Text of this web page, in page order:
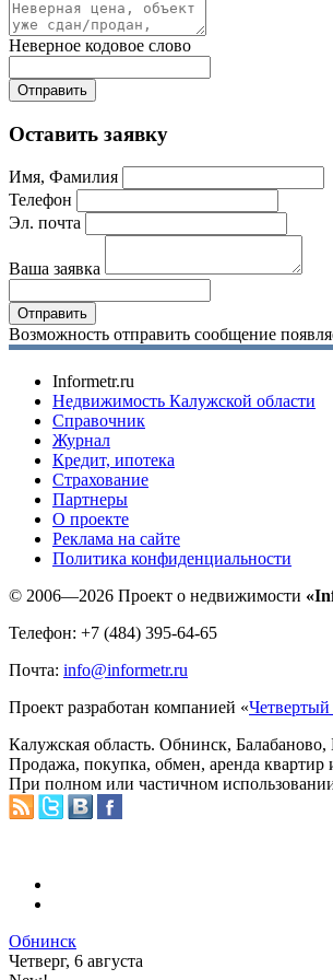
Неверное кодовое слово
Оставить заявку
Имя, Фамилия
Телефон
Эл. почта
Ваша заявка
Возможность отправить сообщение
Informetr.ru
Недвижимость Калужской области
Справочник
Журнал
Кредит, ипотека
Страхование
Партнеры
O проекте
Реклама на сайте
Политика конфиденциальности
© 2006—2026 Проект о недвижимости
Телефон: +7 (484) 395-64-65
Почта: info@informetr.ru
Проект разработан компанией «
Калужская область. Обнинск,
Продажа, покупка, обмен, аренда
При полном или частичном
Обнинск
Четверг, 6 августа